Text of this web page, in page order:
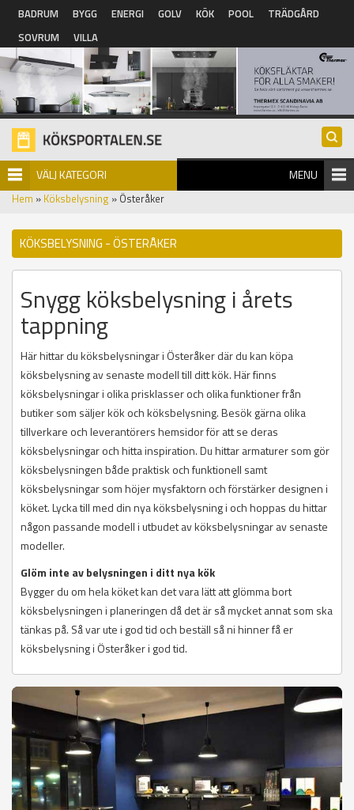
Hoppa till huvudinnehåll
BADRUM BYGG ENERGI GOLV KÖK POOL
TRÄDGÅRD
SOVRUM
VILLA
VÄLJ KATEGORI MENU
Hem » Köksbelysning » Österåker
KÖKSBELYSNING - ÖSTERÅKER
Snygg köksbelysning i årets
tappning
Här hittar du köksbelysningar i Österåker där du kan köpa
köksbelysning av senaste modell till ditt kök. Här finns
köksbelysningar i olika prisklasser och olika funktioner från
butiker som säljer kök och köksbelysning. Besök gärna olika
tillverkare och leverantörers hemsidor för att se deras
köksbelysningar och hitta inspiration. Du hittar armaturer som gör
köksbelysningen både praktisk och funktionell samt
köksbelysningar som höjer mysfaktorn och förstärker designen i
köket. Lycka till med din nya köksbelysning i och hoppas du hittar
någon passande modell i utbudet av köksbelysningar av senaste
modeller.
Glöm inte av belysningen i ditt nya kök
Bygger du om hela köket kan det vara lätt att glömma bort
köksbelysningen i planeringen då det är så mycket annat som ska
tänkas på. Så var ute i god tid och beställ så ni hinner få er
köksbelysning i Österåker i god tid.